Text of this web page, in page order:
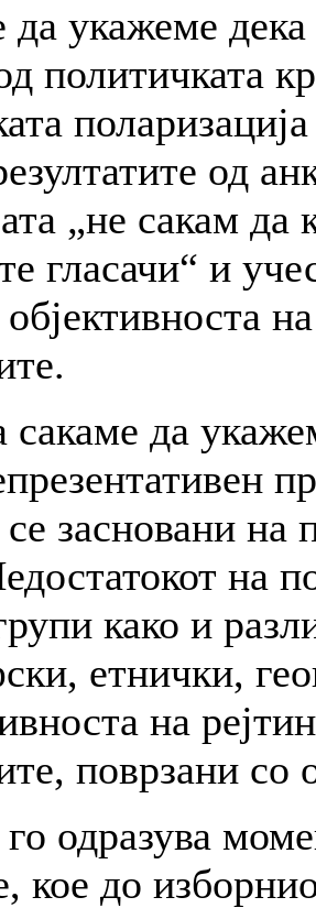
да укажеме
политичката
од
„не сакам
гласачи“ и
објективноста
сакаме да
засновани на
на
како и
етнички,
на
поврзани со
одразува
кое до